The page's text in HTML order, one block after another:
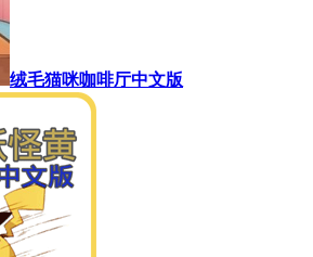
绒毛猫咪咖啡厅中文版